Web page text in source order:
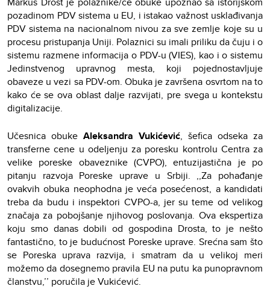
pozadinom PDV sistema u EU, i istakao važnost usklađivanja
PDV sistema na nacionalnom nivou za sve zemlje koje su u
procesu pristupanja Uniji. Polaznici su imali priliku da čuju i o
sistemu razmene informacija o PDV-u (VIES), kao i o sistemu
Jedinstvenog upravnog mesta, koji pojednostavljuje
obaveze u vezi sa PDV-om. Obuka je završena osvrtom na to
kako će se ova oblast dalje razvijati, pre svega u kontekstu
digitalizacije.
Učesnica obuke Aleksandra Vukićević, šefica odseka za
transferne cene u odeljenju za poresku kontrolu Centra za
velike poreske obaveznike (CVPO), entuzijastična je po
pitanju razvoja Poreske uprave u Srbiji. ,,Za pohađanje
ovakvih obuka neophodna je veća posećenost, a kandidati
treba da budu i inspektori CVPO-a, jer su teme od velikog
značaja za pobojšanje njihovog poslovanja. Ova ekspertiza
koju smo danas dobili od gospodina Drosta, to je nešto
fantastično, to je budućnost Poreske uprave. Srećna sam što
se Poreska uprava razvija, i smatram da u velikoj meri
možemo da dosegnemo pravila EU na putu ka punopravnom
članstvu,’’ poručila je Vukićević.